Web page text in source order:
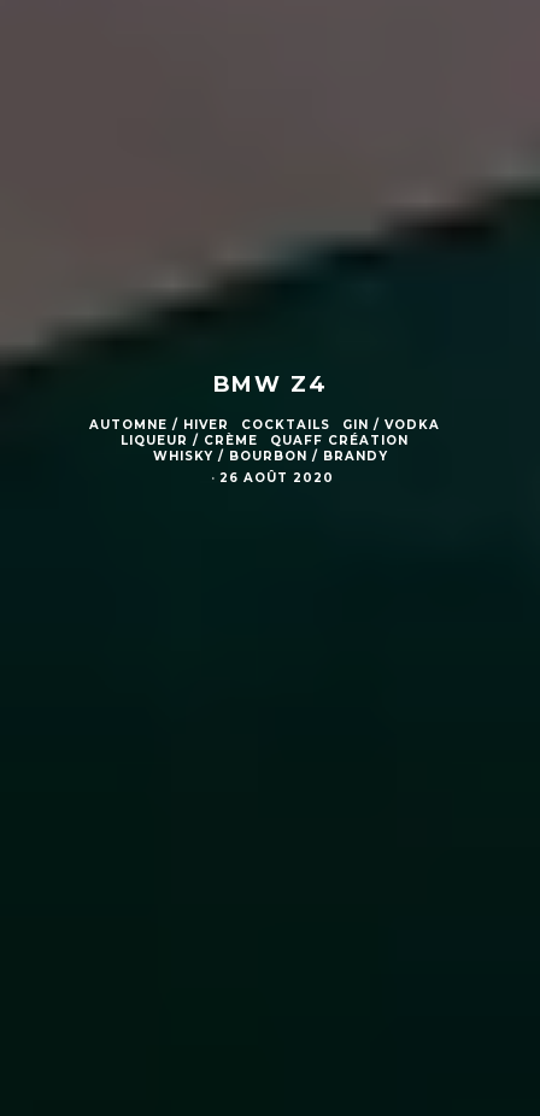
BMW Z4
AUTOMNE / HIVER COCKTAILS
GIN / VODKA
LIQUEUR / CRÈME
QUAFF CRÉATION
WHISKY / BOURBON / BRANDY
· 26 AOÛT 2020